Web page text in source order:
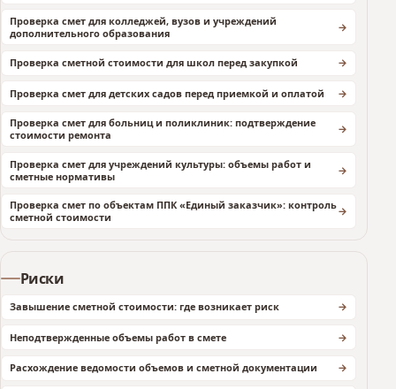
Проверка смет для колледжей, вузов и учреждений
дополнительного образования
Проверка сметной стоимости для школ перед закупкой
Проверка смет для детских садов перед приемкой и оплатой
Проверка смет для больниц и поликлиник: подтверждение
стоимости ремонта
Проверка смет для учреждений культуры: объемы работ и
сметные нормативы
Проверка смет по объектам ППК «Единый заказчик»: контроль
сметной стоимости
Риски
Завышение сметной стоимости: где возникает риск
Неподтвержденные объемы работ в смете
Расхождение ведомости объемов и сметной документации